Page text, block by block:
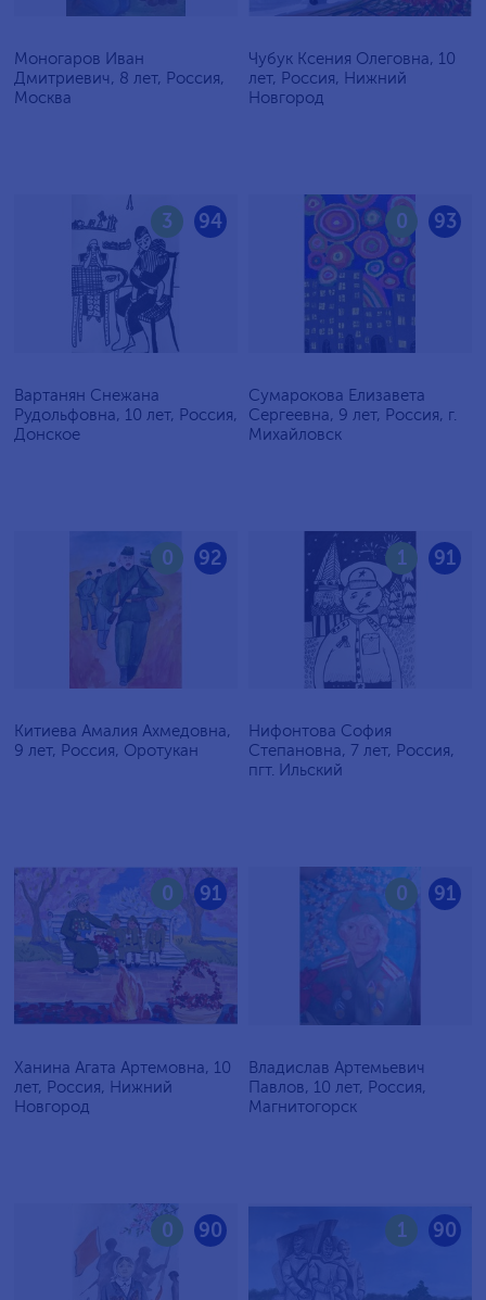
Моногаров Иван
Дмитриевич, 8 лет, Россия,
Москва
Чубук Ксения Олеговна, 10
лет, Россия, Нижний
Новгород
94
3
Вартанян Снежана
Рудольфовна, 10 лет, Россия,
Донское
93
0
Сумарокова Елизавета
Сергеевна, 9 лет, Россия, г.
Михайловск
92
0
Китиева Амалия Ахмедовна,
9 лет, Россия, Оротукан
91
1
Нифонтова София
Степановна, 7 лет, Россия,
пгт. Ильский
91
0
Ханина Агата Артемовна, 10
лет, Россия, Нижний
Новгород
91
0
Владислав Артемьевич
Павлов, 10 лет, Россия,
Магнитогорск
90
0 90
1